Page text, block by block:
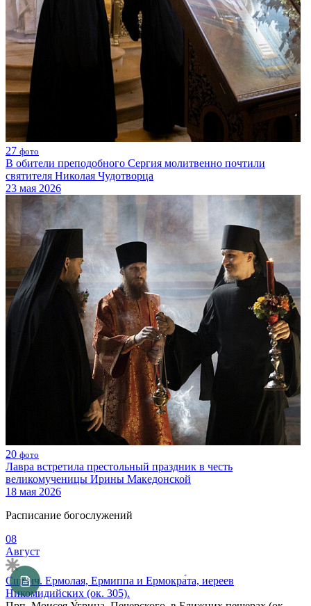
27 фото
В обители преподобного Сергия молитвенно почтили
святителя Николая Чудотворца
23 мая 2026
20 фото
Лавра встретила престольный праздник в честь
великомученицы Ирины Македонской
18 мая 2026
Расписание богослужений
08
Август
Сщмчч. Ермолая, Ермиппа и Ермокра́та, иереев
Никомидийских (ок. 305).